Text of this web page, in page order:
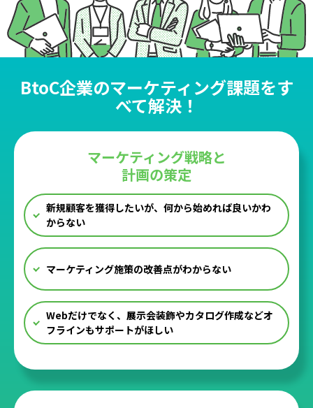
BtoC企業のマーケティング課題をす
べて解決！
マーケティング戦略と
計画の策定
新規顧客を獲得したいが、何から始めれば良いかわ
からない
マーケティング施策の改善点がわからない
Webだけでなく、展示会装飾やカタログ作成などオ
フラインもサポートがほしい